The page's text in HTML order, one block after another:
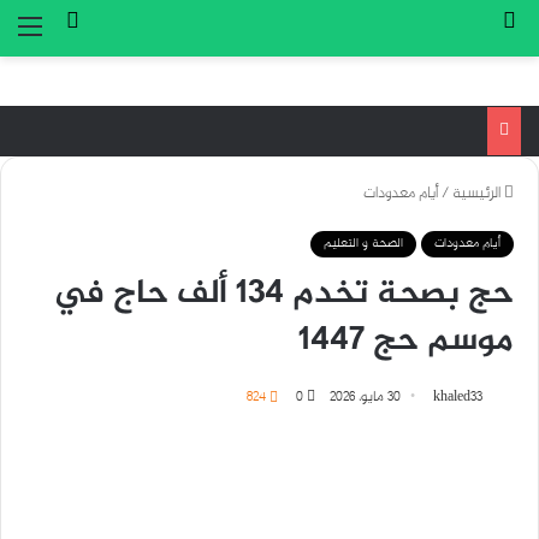
الرئيسية/أيام معدودات
أيام معدودات الصحة و التعليم
حج بصحة تخدم 134 ألف حاج في
موسم حج 1447
khaled33 30 مايو، 2026 0
824